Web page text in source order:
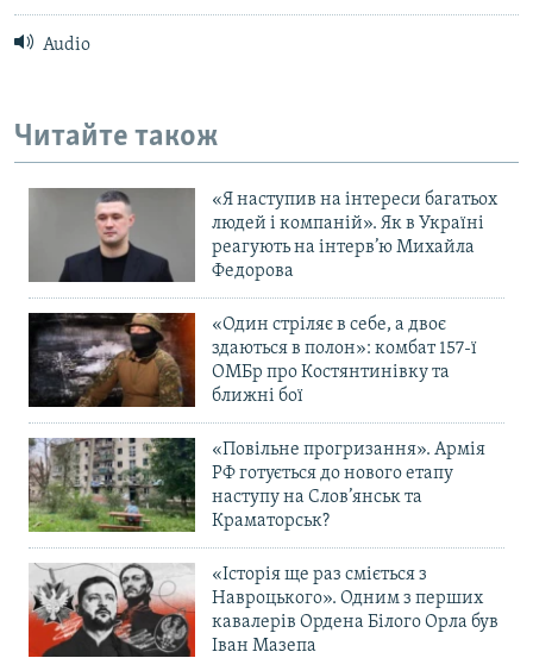
Audio
Читайте також
«Я наступив на інтереси багатьох
людей і компаній». Як в Україні
реагують на інтерв’ю Михайла
Федорова
«Один стріляє в себе, а двоє
здаються в полон»: комбат 157-ї
ОМБр про Костянтинівку та
ближні бої
«Повільне прогризання». Армія
РФ готується до нового етапу
наступу на Слов’янськ та
Краматорськ?
«Історія ще раз сміється з
Навроцького». Одним з перших
кавалерів Ордена Білого Орла був
Іван Мазепа